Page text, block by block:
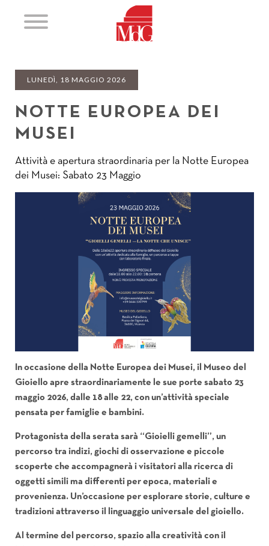
LUNEDÌ, 18 MAGGIO 2026
NOTTE EUROPEA DEI
MUSEI
Attività e apertura straordinaria per la Notte Europea
dei Musei: Sabato 23 Maggio
In occasione della Notte Europea dei Musei, il
Museo del
Gioiello apre straordinariamente le sue porte sabato 23
maggio 2026, dalle 18 alle 22, con un’attività speciale
pensata per famiglie e bambini.
Protagonista della serata sarà “Gioielli gemelli”, un
percorso tra indizi, giochi di osservazione e piccole
scoperte che accompagnerà i visitatori alla ricerca di
oggetti simili ma differenti per epoca, materiali e
provenienza. Un’occasione per esplorare storie, culture e
tradizioni attraverso il linguaggio universale del gioiello.
Al termine del percorso, spazio alla creatività con il